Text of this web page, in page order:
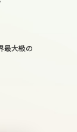
最大級の